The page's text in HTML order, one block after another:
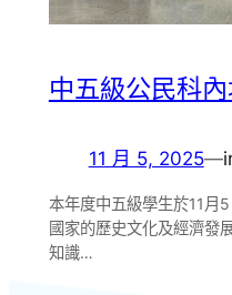
中五級公民科
11 月 5, 2025—
本年度中五級學生於11月
國家的歷史文化及經濟發
知識…